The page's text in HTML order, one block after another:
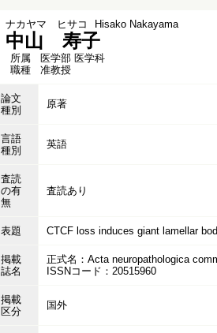
ナカヤマ ヒサコ Hisako Nakayama
中山 寿子
所属
医学部 医学科
職種
准教授
論文
種別
原著
言語
種別
英語
査読
の有
無
査読あり
表題 CTCF loss induces giant lamellar
掲載
誌名
正式名：Acta neuropathologica
ISSNコード：20515960
掲載
区分
国外